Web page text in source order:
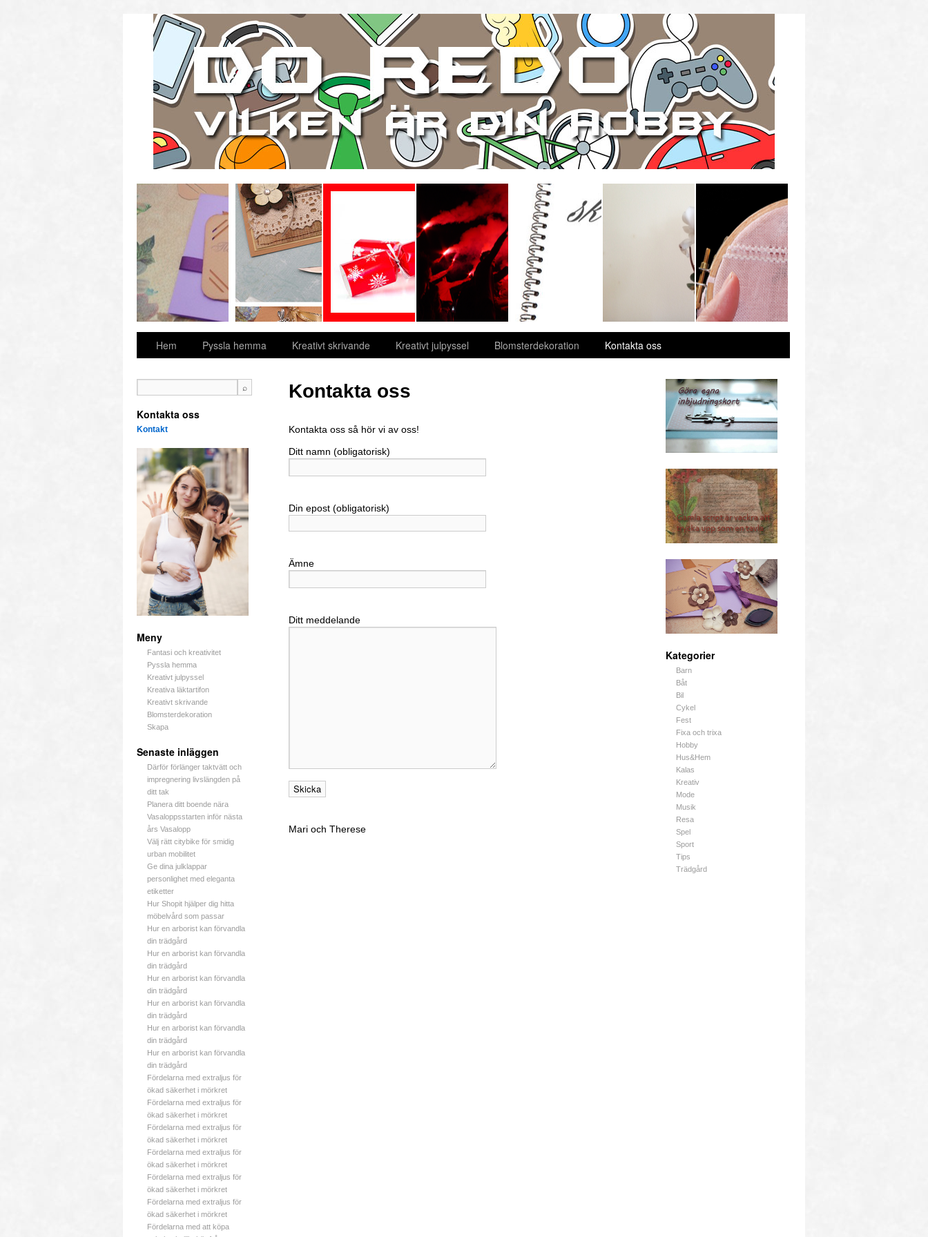
Hem Pyssla hemma Kreativt skrivande Kreativt julpyssel Blomsterdekoration Kontakta oss
Kontakta oss
Kontakt
Meny
Fantasi och kreativitet
Pyssla hemma
Kreativt julpyssel
Kreativa läktartifon
Kreativt skrivande
Blomsterdekoration
Skapa
Senaste inläggen
Därför förlänger taktvätt och
impregnering livslängden på
ditt tak
Planera ditt boende nära
Vasaloppsstarten inför nästa
års Vasalopp
Välj rätt citybike för smidig
urban mobilitet
Ge dina julklappar
personlighet med eleganta
etiketter
Hur Shopit hjälper dig hitta
möbelvård som passar
Hur en arborist kan förvandla
din trädgård
Hur en arborist kan förvandla
din trädgård
Hur en arborist kan förvandla
din trädgård
Hur en arborist kan förvandla
din trädgård
Hur en arborist kan förvandla
din trädgård
Hur en arborist kan förvandla
din trädgård
Fördelarna med extraljus för
ökad säkerhet i mörkret
Fördelarna med extraljus för
ökad säkerhet i mörkret
Fördelarna med extraljus för
ökad säkerhet i mörkret
Fördelarna med extraljus för
ökad säkerhet i mörkret
Fördelarna med extraljus för
ökad säkerhet i mörkret
Fördelarna med extraljus för
ökad säkerhet i mörkret
Fördelarna med att köpa
Kategorier
Barn
Båt
Bil
Cykel
Fest
Fixa och trixa
Hobby
Hus&Hem
Kalas
Kreativ
Mode
Musik
Resa
Spel
Sport
Tips
Trädgård
Kontakta oss
Kontakta oss så hör vi av oss!
Ditt namn (obligatorisk)
Din epost (obligatorisk)
Ämne
Ditt meddelande
Mari och Therese